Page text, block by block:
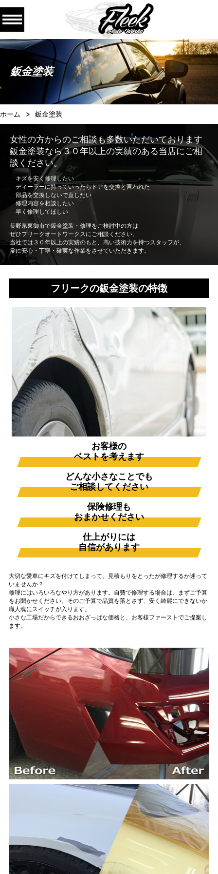
鈑金塗装
ホーム 鈑金塗装
女性の方からのご相談も多数いただいております
鈑金塗装なら３０年以上の実績のある当店にご相
談ください。
キズを安く修理したい
ディーラーに持っていったらドアを交換と言われた
部品を交換しないで直したい
修理内容を相談したい
早く修理してほしい
長野県東御市で鈑金塗装・修理をご検討中の方は
ぜひフリークオートワークスにご相談ください。
当社では３０年以上の実績のもと、高い技術力を持つスタッフが、
常に安心・丁寧・確実な作業をさせていただきます。
フリークの鈑金塗装の特徴
お客様の
ベストを考えます
どんな小さなことでも
ご相談してください
保険修理も
おまかせください
仕上がりには
自信があります
大切な愛車にキズを付けてしまって、見積もりをとったが修理するか迷って
いませんか？
修理にはいろいろなやり方があります。自費で修理する場合は、まずご予算
をお聞かせください。そのご予算で品質を落とさず、安く綺麗にできないか
職人魂にスイッチが入ります。
小さな工場だからできるおおざっぱな価格と、お客様ファーストでご提案し
ます。